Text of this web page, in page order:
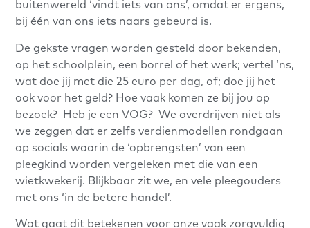
buitenwereld ‘vindt iets van ons’, omdat er ergens,
bij één van ons iets naars gebeurd is.
De gekste vragen worden gesteld door bekenden,
op het schoolplein, een borrel of het werk; vertel ‘ns,
wat doe jij met die 25 euro per dag, of; doe jij het
ook voor het geld? Hoe vaak komen ze bij jou op
bezoek? Heb je een VOG? We overdrijven niet als
we zeggen dat er zelfs verdienmodellen rondgaan
op socials waarin de ‘opbrengsten’ van een
pleegkind worden vergeleken met die van een
wietkwekerij. Blijkbaar zit we, en vele pleegouders
met ons ‘in de betere handel’.
Wat gaat dit betekenen voor onze vaak zorgvuldig